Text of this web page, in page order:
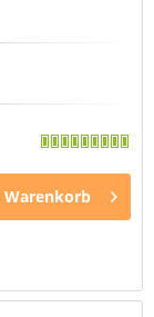
Warenkorb